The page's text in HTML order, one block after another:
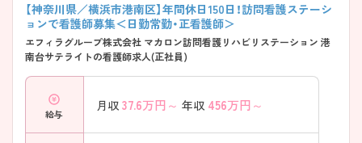
【神奈川県／横浜市港南区】年間休日150日！訪問看護ステーシ
ョンで看護師募集＜日勤常勤・正看護師＞
エフィラグループ株式会社 マカロン訪問看護リハビリステーション 港
南台サテライトの看護師求人(正社員)
給与
月収 37.6万円～ 年収 456万円～